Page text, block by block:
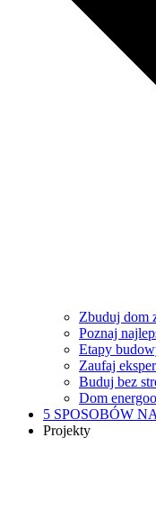
Zbuduj dom
Poznaj
Etapy
Zaufaj
Buduj bez
Dom
5 SPOSOBÓW
Projekty